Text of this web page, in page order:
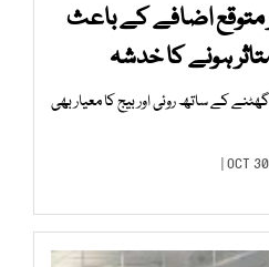
متوقع اضافے کے باعث
ہونے کا خدشہ
کے ساتھ روئی اور بیج کا معیار بھی